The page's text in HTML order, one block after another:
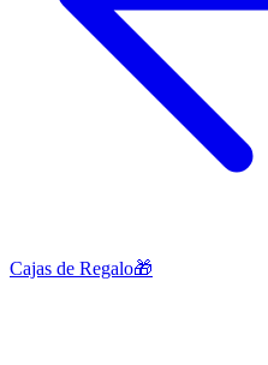
Cajas de Regalo🎁